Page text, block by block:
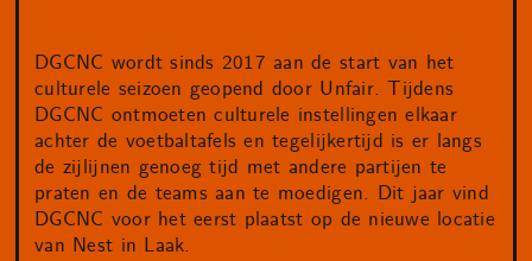
DGCNC wordt sinds 2017 aan de start van het
culturele seizoen geopend door Unfair. Tijdens
DGCNC ontmoeten culturele instellingen elkaar
achter de voetbaltafels en tegelijkertijd is er langs
de zijlijnen genoeg tijd met andere partijen te
praten en de teams aan te moedigen. Dit jaar vind
DGCNC voor het eerst plaatst op de nieuwe locatie
van Nest in Laak.